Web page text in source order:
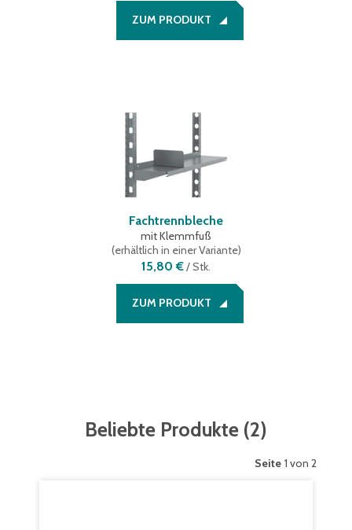
ZUM PRODUKT
Fachtrennbleche
mit Klemmfuß
(erhältlich in einer Variante)
15,80 €/Stk.
ZUM PRODUKT
Beliebte Produkte (2)
Seite 1 von 2